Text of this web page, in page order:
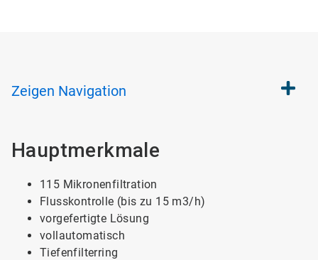
Zeigen Navigation
Hauptmerkmale
115 Mikronenfiltration
Flusskontrolle (bis zu 15 m3/h)
vorgefertigte Lösung
vollautomatisch
Tiefenfilterring